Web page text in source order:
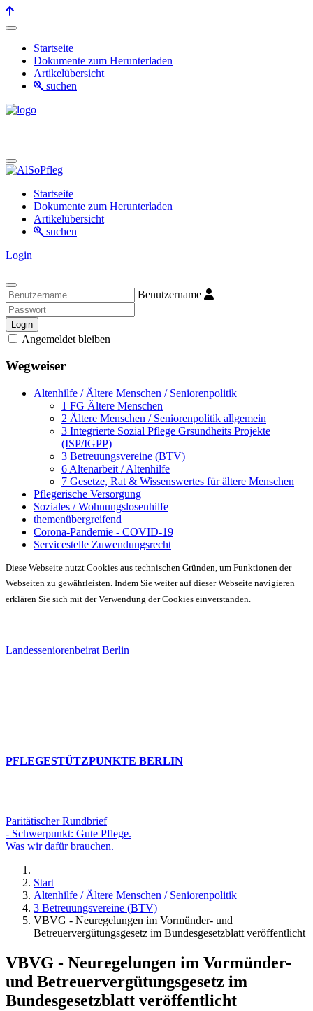
Startseite
Dokumente zum Herunterladen
Artikelübersicht
suchen
Startseite
Dokumente zum Herunterladen
Artikelübersicht
suchen
Login
Benutzername
Login
Angemeldet bleiben
Wegweiser
Altenhilfe / Ältere Menschen / Seniorenpolitik
1 FG Ältere Menschen
2 Ältere Menschen / Seniorenpolitik allgemein
3 Integrierte Sozial Pflege Grsundheits Projekte
(ISP/IGPP)
3 Betreuungsvereine (BTV)
6 Altenarbeit / Altenhilfe
7 Gesetze, Rat & Wissenswertes für ältere Menschen
Pflegerische Versorgung
Soziales / Wohnungslosenhilfe
themenübergreifend
Corona-Pandemie - COVID-19
Servicestelle Zuwendungsrecht
Diese Webseite nutzt Cookies aus technischen Gründen, um Funktionen der
Webseiten zu gewährleisten. Indem Sie weiter auf dieser Webseite navigieren
erklären Sie sich mit der Verwendung der Cookies einverstanden.
Landesseniorenbeirat Berlin
PFLEGESTÜTZPUNKTE BERLIN
Paritätischer Rundbrief
- Schwerpunkt: Gute Pflege.
Was wir dafür brauchen.
Start
Altenhilfe / Ältere Menschen / Seniorenpolitik
3 Betreuungsvereine (BTV)
VBVG - Neuregelungen im Vormünder- und
Betreuervergütungsgesetz im Bundesgesetzblatt veröffentlicht
VBVG - Neuregelungen im Vormünder-
und Betreuervergütungsgesetz im
Bundesgesetzblatt veröffentlicht